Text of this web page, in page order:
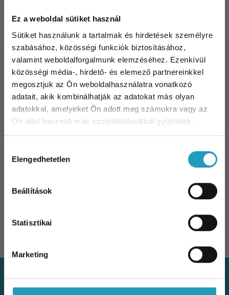
Ez a weboldal sütiket használ
Sütiket használunk a tartalmak és hirdetések személyre
szabásához, közösségi funkciók biztosításához,
valamint weboldalforgalmunk elemzéséhez. Ezenkívül
közösségi média-, hirdető- és elemező partnereinkkel
megosztjuk az Ön weboldalhasználatra vonatkozó
adatait, akik kombinálhatják az adatokat más olyan
adatokkal, amelyeket Ön adott meg számukra vagy az
Ön által használt más szolgáltatásokból gyűjtöttek.
kiválasztása
Elengedhetetlen
Beállítások
Statisztikai
Marketing
Ízületi fájdalom és reumatológiai panaszok:
injekciós kezelésekről
2026-06-24
Frontérzékenység tünetei, okai és kezelése
– szakorvosi útmutató
2026-05-21
Tavaszi fáradtság: Hogyan szabaduljon meg
2026-03-31
Foglaljon időpontot
10% kedvezmény Önnek
Feliratkozom